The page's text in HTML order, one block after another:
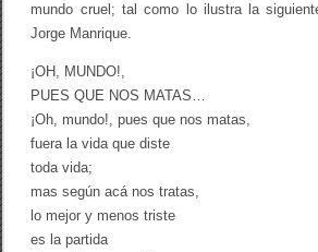
mundo cruel; tal como lo ilustra la
Jorge Manrique.
¡OH, MUNDO!,
PUES QUE NOS MATAS…
¡Oh, mundo!, pues que nos matas,
fuera la vida que diste
toda vida;
mas según acá nos tratas,
lo mejor y menos triste
es la partida